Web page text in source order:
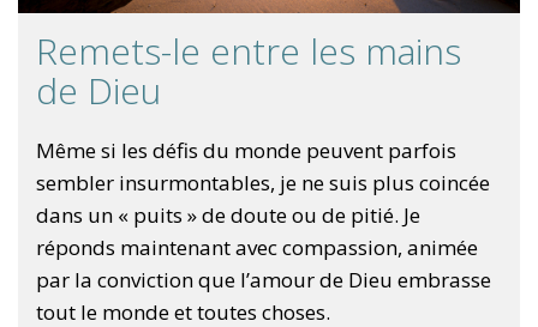
Remets-le entre les mains
de Dieu
Même si les défis du monde peuvent parfois
sembler insurmontables, je ne suis plus coincée
dans un « puits » de doute ou de pitié. Je
réponds maintenant avec compassion, animée
par la conviction que l’amour de Dieu embrasse
tout le monde et toutes choses.